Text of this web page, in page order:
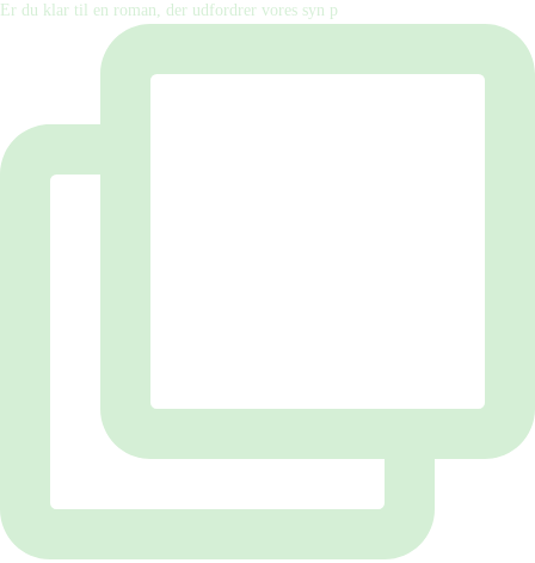
Er du klar til en roman, der udfordrer vores syn p